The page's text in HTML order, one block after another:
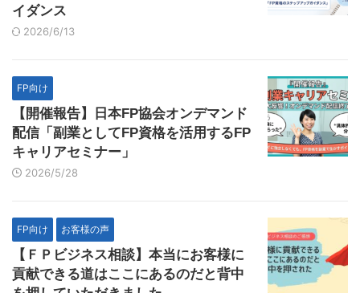
イダンス
2026/6/13
FP向け
【開催報告】日本FP協会オンデマンド
配信「副業としてFP資格を活用するFP
キャリアセミナー」
2026/5/28
FP向け お客様の声
【ＦＰビジネス相談】本当にお客様に
貢献できる道はここにあるのだと背中